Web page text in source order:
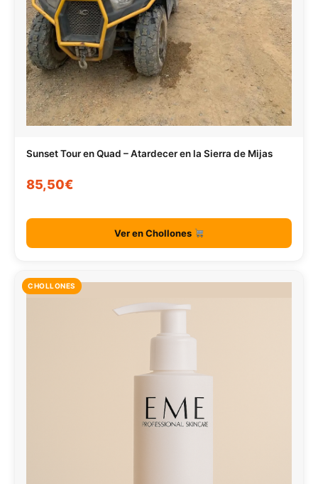
Sunset Tour en Quad – Atardecer en la Sierra de Mijas
85,50€
Ver en Chollones
CHOLLONES